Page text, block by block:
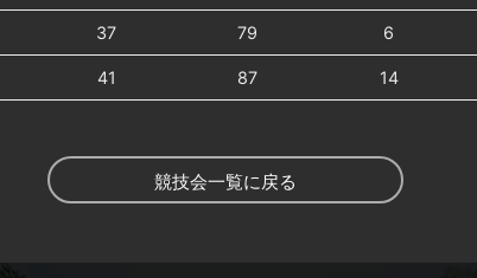
37 79 6
41 87 14
競技会一覧に戻る